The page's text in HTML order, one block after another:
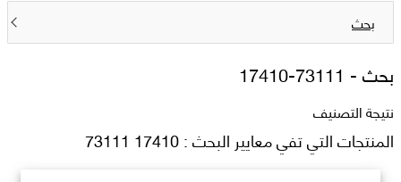
بحث
بحث - 17410-73111
نتيجة التصنيف
المنتجات التي تفي معايير البحث : 17410 73111